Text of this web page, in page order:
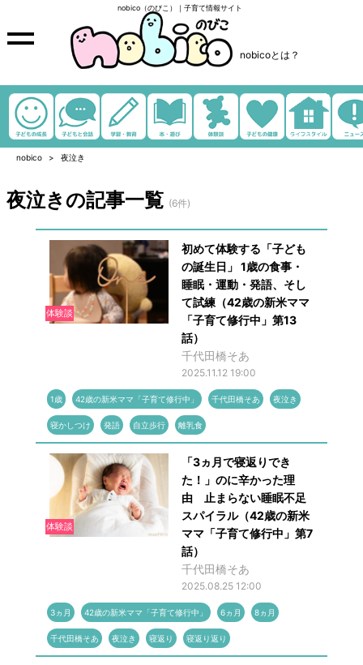
nobico（のびこ）｜子育て情報サイト
nobicoとは？
nobico 夜泣き
夜泣きの記事一覧 (6件)
体験談
初めて体験する「子ども
の誕生日」 1歳の食事・
睡眠・運動・発語、そし
て試練（42歳の新米ママ
「子育て修行中」第13
話）
千代田橋そあ
2025.11.12 19:00
1歳 42歳の新米ママ「子育て修行中」 千代田橋そあ 夜泣き
寝かしつけ 発語 自立歩行 離乳食
体験談
「3ヵ月で寝返りでき
た！」のに辛かった理
由 止まらない睡眠不足
スパイラル（42歳の新米
ママ「子育て修行中」第7
話）
千代田橋そあ
2025.08.25 12:00
3ヵ月 42歳の新米ママ「子育て修行中」 6ヵ月 8ヵ月
千代田橋そあ 夜泣き 寝返り 寝返り返り